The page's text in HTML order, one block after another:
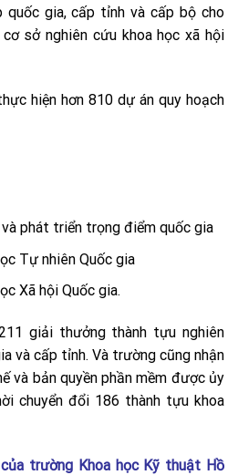
quốc gia, cấp tỉnh và cấp bộ cho
sở nghiên cứu khoa học xã hội
hiện hơn 810 dự án quy hoạch
phát triển trọng điểm quốc gia
Tự nhiên Quốc gia
Xã hội Quốc gia.
giải thưởng thành tựu nghiên
và cấp tỉnh. Và trường cũng nhận
và bản quyền phần mềm được ủy
chuyển đổi 186 thành tựu khoa
trường Khoa học Kỹ thuật Hồ